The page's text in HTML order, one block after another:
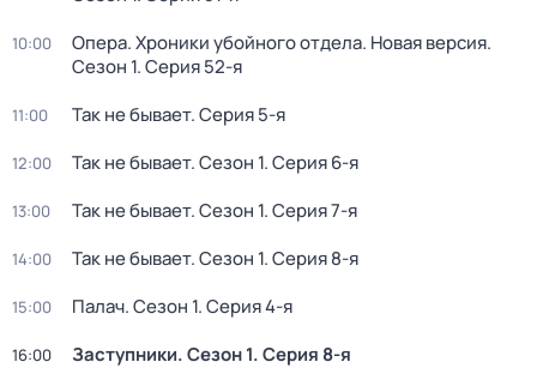
10:00 Опера. Хроники убойного отдела. Новая версия.
Сезон 1. Серия 52-я
11:00 Так не бывает. Серия 5-я
12:00 Так не бывает. Сезон 1. Серия 6-я
13:00 Так не бывает. Сезон 1. Серия 7-я
14:00 Так не бывает. Сезон 1. Серия 8-я
15:00 Палач. Сезон 1. Серия 4-я
16:00 Заступники. Сезон 1. Серия 8-я